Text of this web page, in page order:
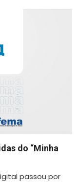
do “Minha
passou por